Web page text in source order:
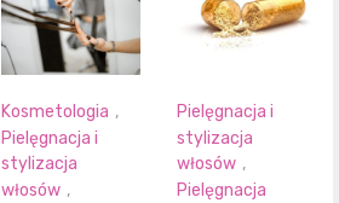
Kosmetologia ,
Pielęgnacja i
stylizacja
włosów ,
Pielęgnacja i
stylizacja
włosów ,
Pielęgnacja